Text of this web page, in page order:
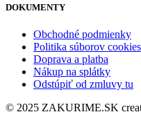
DOKUMENTY
Obchodné podmienky
Politika súborov cookies
Doprava a platba
Nákup na splátky
Odstúpiť od zmluvy tu
© 2025 ZAKURIME.SK